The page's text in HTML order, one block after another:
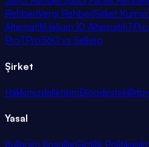
RehberiVergi RehberiŞirket Kurma
AlternatifiHelium 10 Alternatifi
ProTPro360 vs Sellerg
Şirket
HakkımızdaİletişimBlog
Yasal
Kullanım KoşullarıGizlilik Politikası